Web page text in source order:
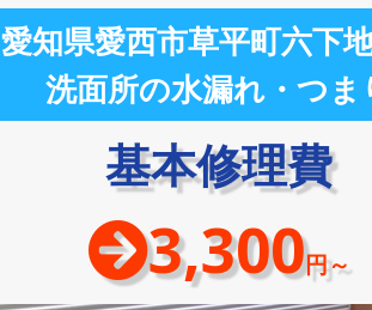
愛知県愛西市草平町六下
洗面所の水漏れ・つま
基本修理費
3,300円～